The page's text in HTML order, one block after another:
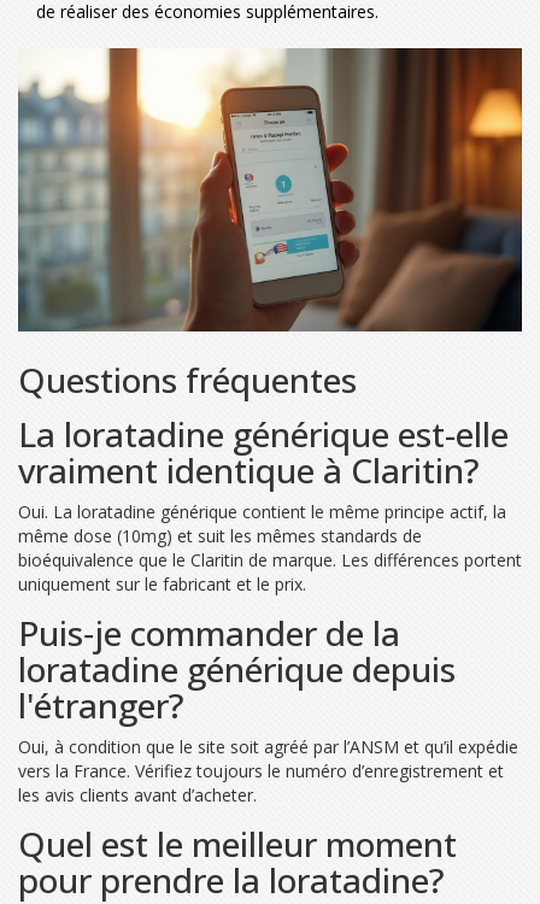
de réaliser des économies supplémentaires.
Questions fréquentes
La loratadine générique est-elle
vraiment identique à Claritin?
Oui. La loratadine générique contient le même principe actif, la
même dose (10mg) et suit les mêmes standards de
bioéquivalence que le Claritin de marque. Les différences portent
uniquement sur le fabricant et le prix.
Puis‑je commander de la
loratadine générique depuis
l'étranger?
Oui, à condition que le site soit agréé par l’ANSM et qu’il expédie
vers la France. Vérifiez toujours le numéro d’enregistrement et
les avis clients avant d’acheter.
Quel est le meilleur moment
pour prendre la loratadine?